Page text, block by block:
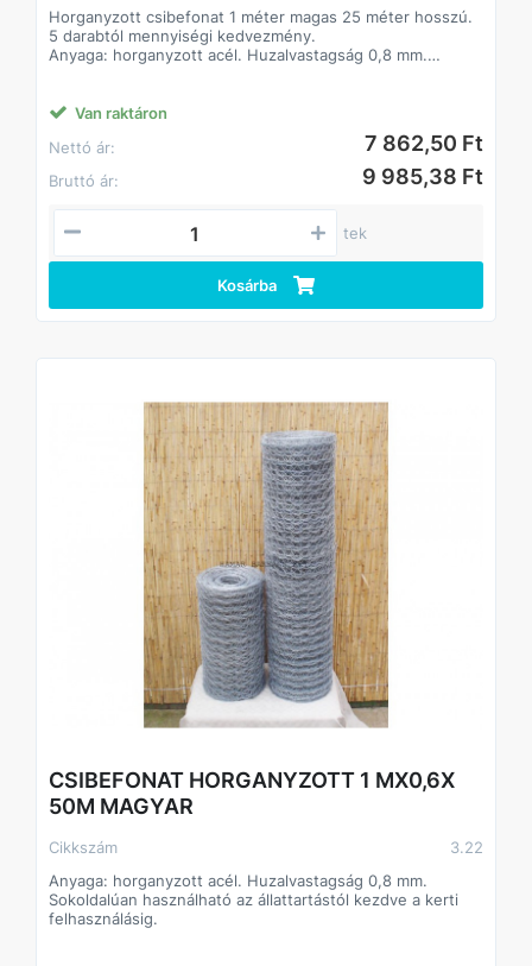
Horganyzott csibefonat 1 méter magas 25 méter hosszú.
5 darabtól mennyiségi kedvezmény.
Anyaga: horganyzott acél. Huzalvastagság 0,8 mm.
Van raktáron
Nettó ár:
7 862,50 Ft
Bruttó ár: 9 985,38 Ft
tek
Kosárba
CSIBEFONAT HORGANYZOTT 1 MX0,6X
50M MAGYAR
Cikkszám
3.22
Anyaga: horganyzott acél. Huzalvastagság 0,8 mm.
Sokoldalúan használható az állattartástól kezdve a kerti
felhasználásig.